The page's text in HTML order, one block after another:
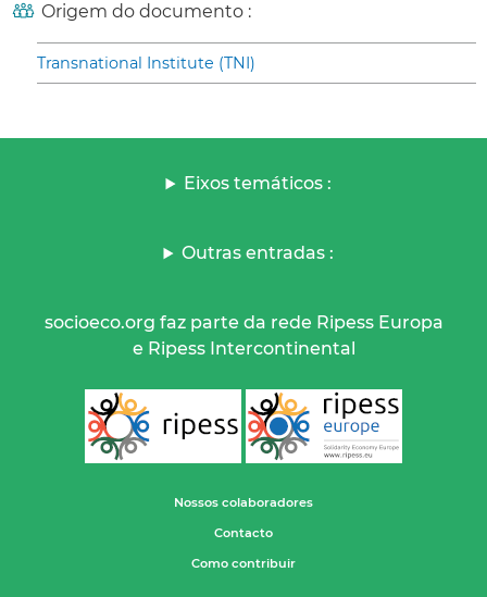
Origem do documento :
Transnational Institute (TNI)
Eixos temáticos :
Outras entradas :
socioeco.org faz parte da rede Ripess Europa
e Ripess Intercontinental
Nossos colaboradores
Contacto
Como contribuir